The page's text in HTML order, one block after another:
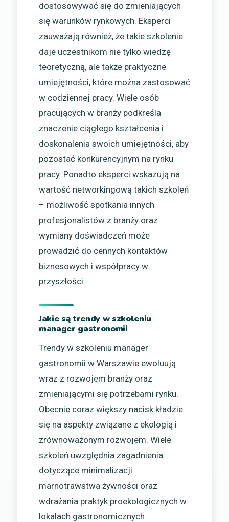
dostosowywać się do zmieniających
się warunków rynkowych. Eksperci
zauważają również, że takie szkolenie
daje uczestnikom nie tylko wiedzę
teoretyczną, ale także praktyczne
umiejętności, które można zastosować
w codziennej pracy. Wiele osób
pracujących w branży podkreśla
znaczenie ciągłego kształcenia i
doskonalenia swoich umiejętności, aby
pozostać konkurencyjnym na rynku
pracy. Ponadto eksperci wskazują na
wartość networkingową takich szkoleń
– możliwość spotkania innych
profesjonalistów z branży oraz
wymiany doświadczeń może
prowadzić do cennych kontaktów
biznesowych i współpracy w
przyszłości.
Jakie są trendy w szkoleniu
manager gastronomii
Trendy w szkoleniu manager
gastronomii w Warszawie ewoluują
wraz z rozwojem branży oraz
zmieniającymi się potrzebami rynku.
Obecnie coraz większy nacisk kładzie
się na aspekty związane z ekologią i
zrównoważonym rozwojem. Wiele
szkoleń uwzględnia zagadnienia
dotyczące minimalizacji
marnotrawstwa żywności oraz
wdrażania praktyk proekologicznych w
lokalach gastronomicznych.